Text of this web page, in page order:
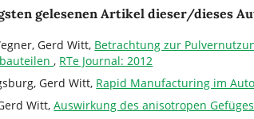
gelesenen Artikel dieser/dieses
Gerd Witt, Betrachtung zur
, RTe Journal: 2012
Gerd Witt, Rapid Manufacturing im
Witt,Auswirkung des anisotropen